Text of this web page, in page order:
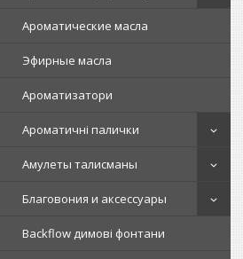
Ароматические масла
Эфирные масла
Ароматизатори
Ароматичні палички
Амулеты талисманы
Благовония и аксессуары
Backflow димові фонтани